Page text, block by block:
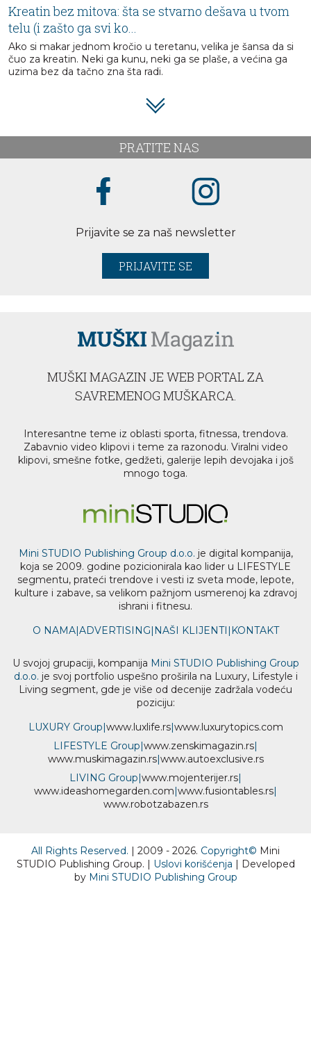
Kreatin bez mitova: šta se stvarno dešava u tvom
telu (i zašto ga svi ko...
Ako si makar jednom kročio u teretanu, velika je šansa da si
čuo za kreatin. Neki ga kunu, neki ga se plaše, a većina ga
uzima bez da tačno zna šta radi.
PRATITE NAS
Prijavite se za naš newsletter
PRIJAVITE SE
MUŠKI MAGAZIN JE WEB PORTAL ZA
SAVREMENOG MUŠKARCA.
Interesantne teme iz oblasti sporta, fitnessa, trendova.
Zabavnio video klipovi i teme za razonodu. Viralni video
klipovi, smešne fotke, gedžeti, galerije lepih devojaka i još
mnogo toga.
Mini STUDIO Publishing Group d.o.o. je digital kompanija,
koja se 2009. godine pozicionirala kao lider u LIFESTYLE
segmentu, prateći trendove i vesti iz sveta mode, lepote,
kulture i zabave, sa velikom pažnjom usmerenoj ka zdravoj
ishrani i fitnesu.
O NAMA|ADVERTISING| NAŠI KLIJENTI | KONTAKT
U svojoj grupaciji, kompanija Mini STUDIO Publishing Group
d.o.o. je svoj portfolio uspešno proširila na Luxury, Lifestyle i
Living segment, gde je više od decenije zadržala vodeću
poziciju:
LUXURY Group|www.luxlife.rs|www.luxurytopics.com
LIFESTYLE Group|www.zenskimagazin.rs|
www.muskimagazin.rs|www.autoexclusive.rs
LIVING Group|www.mojenterijer.rs|
www.ideashomegarden.com|www.fusiontables.rs|
www.robotzabazen.rs
All Rights Reserved. | 2009 - 2026. Copyright© Mini
STUDIO Publishing Group. | Uslovi korišćenja | Developed
by Mini STUDIO Publishing Group